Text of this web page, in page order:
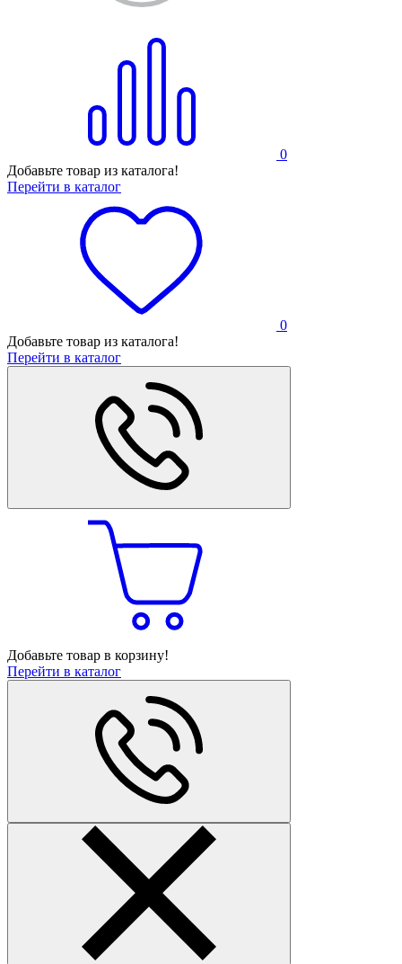
0
Добавьте товар из каталога!
Перейти в каталог
0
Добавьте товар из каталога!
Перейти в каталог
Добавьте товар в корзину!
Перейти в каталог